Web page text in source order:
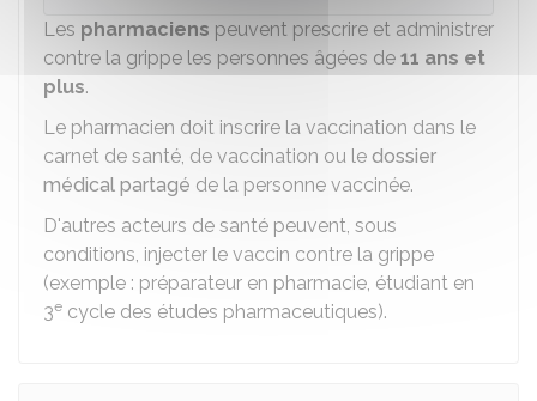
Les pharmaciens peuvent prescrire et administrer
contre la grippe les personnes âgées de 11 ans et
plus.
Le pharmacien doit inscrire la vaccination dans le
carnet de santé, de vaccination ou le dossier
médical partagé de la personne vaccinée.
D'autres acteurs de santé peuvent, sous
conditions, injecter le vaccin contre la grippe
(exemple : préparateur en pharmacie, étudiant en
3e cycle des études pharmaceutiques).